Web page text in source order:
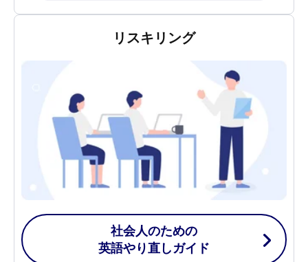
リスキリング
社会人のための
英語やり直しガイド